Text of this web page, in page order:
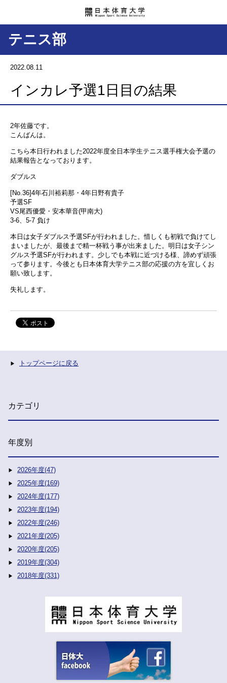
テニス部
2022.08.11
インカレ予選1日目の結果
2年佐藤です。
こんばんは。
こちら本日行われました2022年度全日本学生テニス選手権大会予選の
結果報告となっております。
ダブルス
[No.36]4年石川裕莉那・4年日野有貴子
予選SF
VS尾西優愛・安本華音(甲南大)
3-6、5-7 負け
本日は女子ダブルス予選SFが行われました。惜しくも初戦で負けてし
まいましたが、最後まで精一杯戦う事が出来ました。明日は女子シン
グルス予選SFが行われます。少しでも本戦に近づける様、諦めず頑張
って参ります。今後とも日本体育大学テニス部の応援の方を宜しくお
願い致します。
失礼します。
トップページに戻る
カテゴリ
年度別
2026年度(47)
2025年度(169)
2024年度(177)
2023年度(194)
2022年度(246)
2021年度(205)
2020年度(205)
2019年度(304)
2018年度(331)